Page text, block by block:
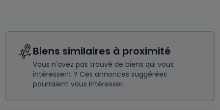
Biens similaires à proximité
Vous n'avez pas trouvé de biens qui vous
intéressent ? Ces annonces suggérées
pourraient vous intéresser.